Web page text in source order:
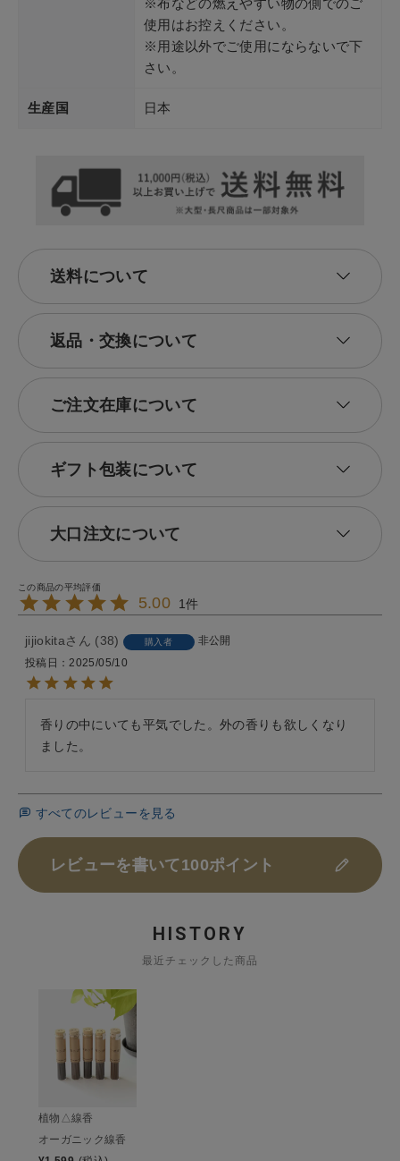
※布などの燃えやすい物の側でのご
使用はお控えください。
※用途以外でご使用にならないで下
さい。
生産国 日本
送料について
返品・交換について
ご注文在庫について
ギフト包装について
大口注文について
5.00 1
jijiokita 38 購入者
非公開
投稿日
2025/05/10
香りの中にいても平気でした。外の香りも欲しくなり
ました。
すべてのレビューを見る
レビューを書いて100ポイント
HISTORY
最近チェックした商品
植物△線香
オーガニック線香